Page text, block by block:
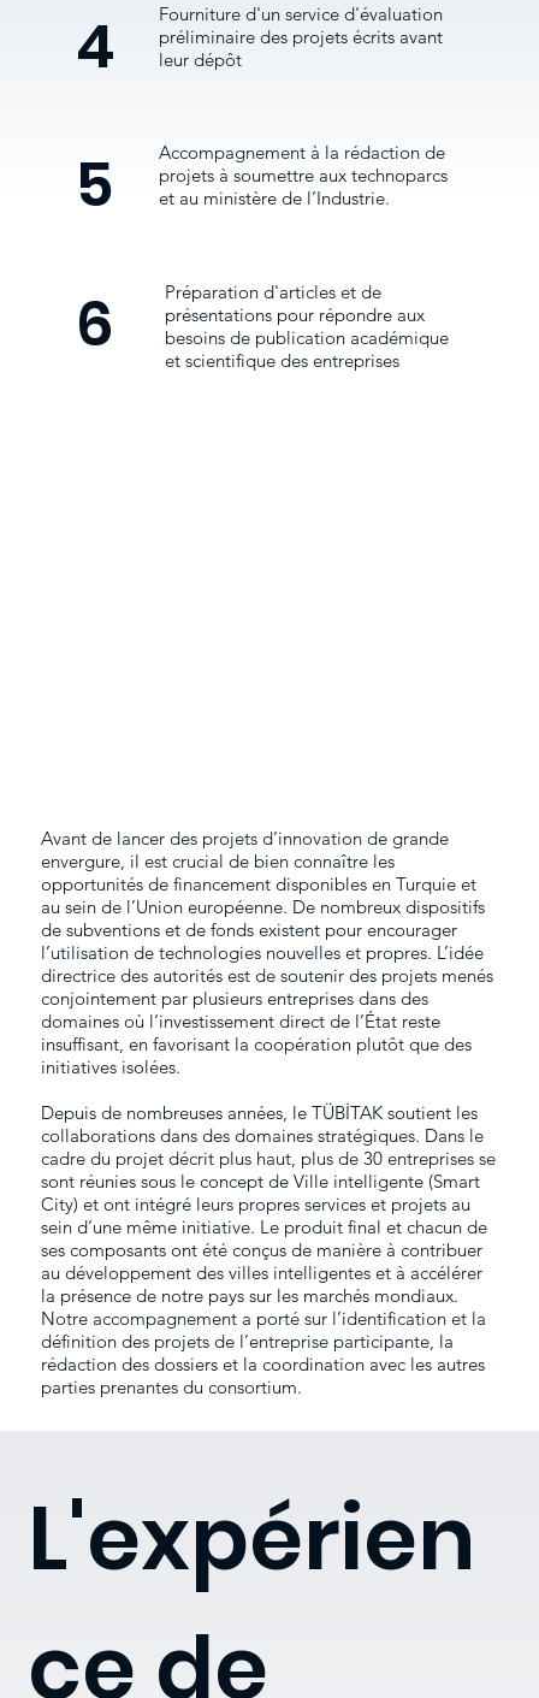
Avant de lancer des projets d’innovation de grande
envergure, il est crucial de bien connaître les
opportunités de financement disponibles en Turquie et
au sein de l’Union européenne. De nombreux dispositifs
de subventions et de fonds existent pour encourager
l’utilisation de technologies nouvelles et propres. L’idée
directrice des autorités est de soutenir des projets menés
conjointement par plusieurs entreprises dans des
domaines où l’investissement direct de l’État reste
insuffisant, en favorisant la coopération plutôt que des
initiatives isolées.
Depuis de nombreuses années, le TÜBİTAK soutient les
collaborations dans des domaines stratégiques. Dans le
cadre du projet décrit plus haut, plus de 30 entreprises se
sont réunies sous le concept de Ville intelligente (Smart
City) et ont intégré leurs propres services et projets au
sein d’une même initiative. Le produit final et chacun de
ses composants ont été conçus de manière à contribuer
au développement des villes intelligentes et à accélérer
la présence de notre pays sur les marchés mondiaux.
Notre accompagnement a porté sur l’identification et la
définition des projets de l’entreprise participante, la
rédaction des dossiers et la coordination avec les autres
parties prenantes du consortium.
5
Accompagnement à la rédaction de
projets à soumettre aux technoparcs
et au ministère de l’Industrie.
4
Fourniture d'un service d'évaluation
préliminaire des projets écrits avant
leur dépôt
6
Préparation d'articles et de
présentations pour répondre aux
besoins de publication académique
et scientifique des entreprises
L'expérien
ce de